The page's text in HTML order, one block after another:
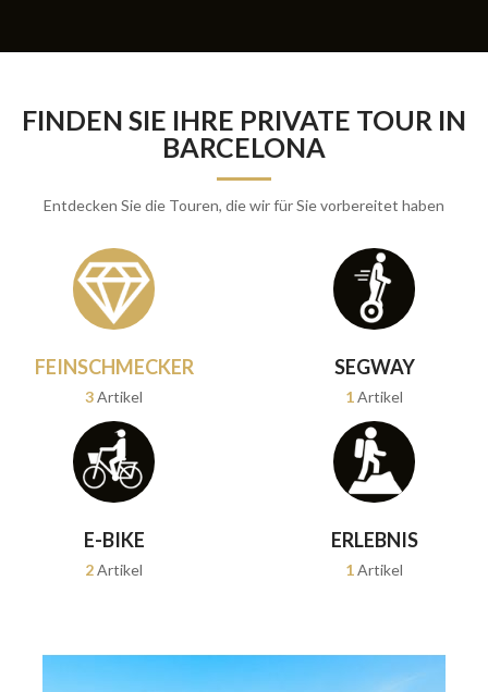
FINDEN SIE IHRE PRIVATE TOUR IN
BARCELONA
Entdecken Sie die Touren, die wir für Sie vorbereitet haben
FEINSCHMECKER
3Artikel
SEGWAY
1Artikel
E-BIKE
2Artikel
ERLEBNIS
1Artikel